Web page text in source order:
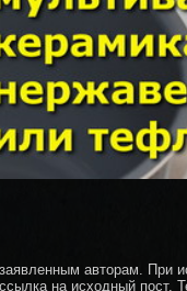
авторам. При
на исходный пост.